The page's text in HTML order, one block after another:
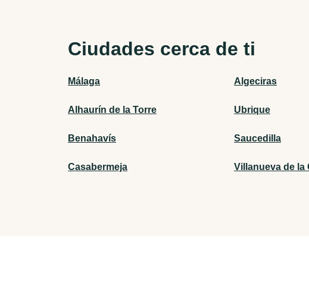
Ciudades cerca de ti
Málaga Algeciras
Alhaurín de la Torre Ubrique
Benahavís Saucedilla
Casabermeja Villanueva de la